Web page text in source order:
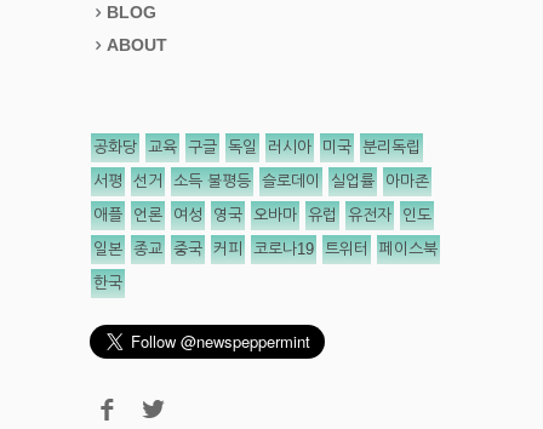
BLOG
ABOUT
공화당 교육 구글 독일 러시아 미국 분리독립
서평 선거 소득 불평등 슬로데이 실업률 아마존
애플 언론 여성 영국 오바마 유럽 유전자 인도
일본 종교 중국 커피 코로나19 트위터 페이스북
한국